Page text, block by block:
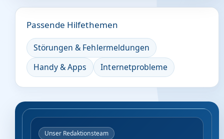
Passende Hilfethemen
Störungen & Fehlermeldungen
Handy & Apps
Internetprobleme
Unser Redaktionsteam